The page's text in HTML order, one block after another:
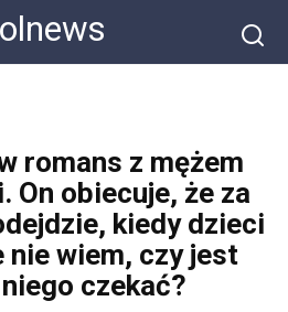
romans z mężem
On obiecuje, że za
kiedy dzieci
nie wiem, czy jest
czekać?